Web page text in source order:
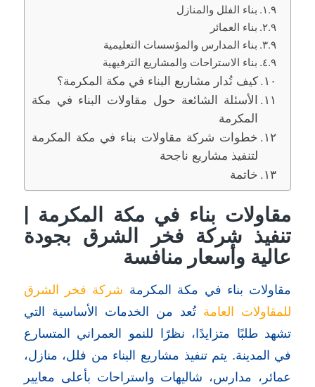
بناء الفلل والمنازل
بناء العمائر
بناء المدارس والمؤسسات التعليمية
بناء الاستراحات والمشاريع الترفيهية
كيف تُدار مشاريع البناء في مكة المكرمة؟
الأسئلة الشائعة حول مقاولات البناء في مكة
المكرمة
خطوات شركة مقاولات بناء في مكة المكرمة
لتنفيذ مشاريع ناجحة
خاتمة
مقاولات بناء في مكة المكرمة |
تنفيذ شركة فخر الشرق بجودة
عالية وأسعار منافسة
مقاولات بناء في مكة المكرمة شركة فخر الشرق
للمقاولات العامة تُعد من الخدمات الأساسية التي
تشهد طلبًا متزايدًا، نظرًا للنمو العمراني المتسارع
في المدينة. يتم تنفيذ مشاريع البناء من فلل، منازل،
عمائر، مدارس، شاليهات واستراحات بأعلى معايير